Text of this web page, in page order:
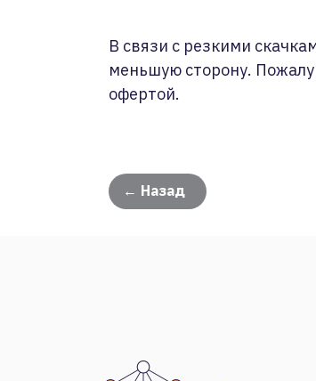
В связи с резкими
меньшую сторону.
офертой.
← Назад